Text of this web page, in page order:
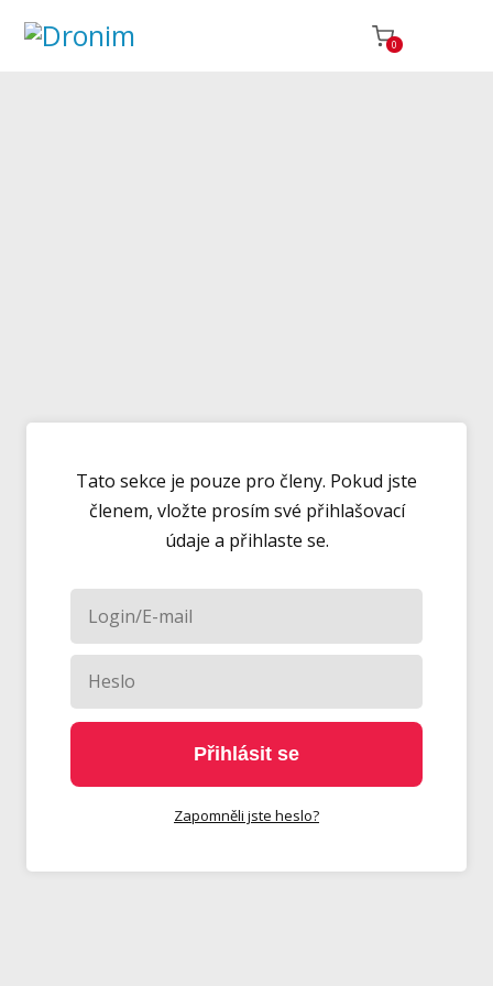
0
Tato sekce je pouze pro členy. Pokud jste
členem, vložte prosím své přihlašovací
údaje a přihlaste se.
Přihlásit se
Zapomněli jste heslo?